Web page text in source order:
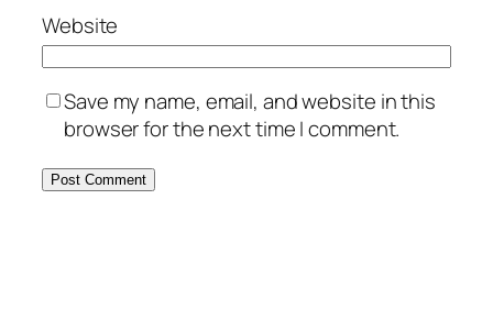
Website
Save my name, email, and website in this
browser for the next time I comment.